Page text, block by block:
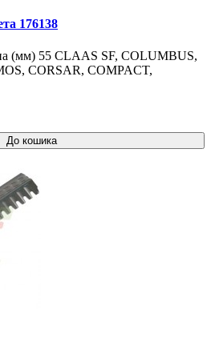
176138
(мм) 55 CLAAS SF, COLUMBUS,
CORSAR, COMPACT,
До кошика